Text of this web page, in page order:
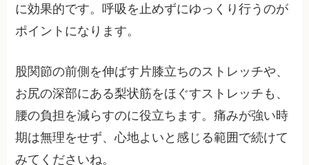
に効果的です。呼吸を止めずにゆっくり行うのが
ポイントになります。
股関節の前側を伸ばす片膝立ちのストレッチや、
お尻の深部にある梨状筋をほぐすストレッチも、
腰の負担を減らすのに役立ちます。痛みが強い時
期は無理をせず、心地よいと感じる範囲で続けて
みてくださいね。